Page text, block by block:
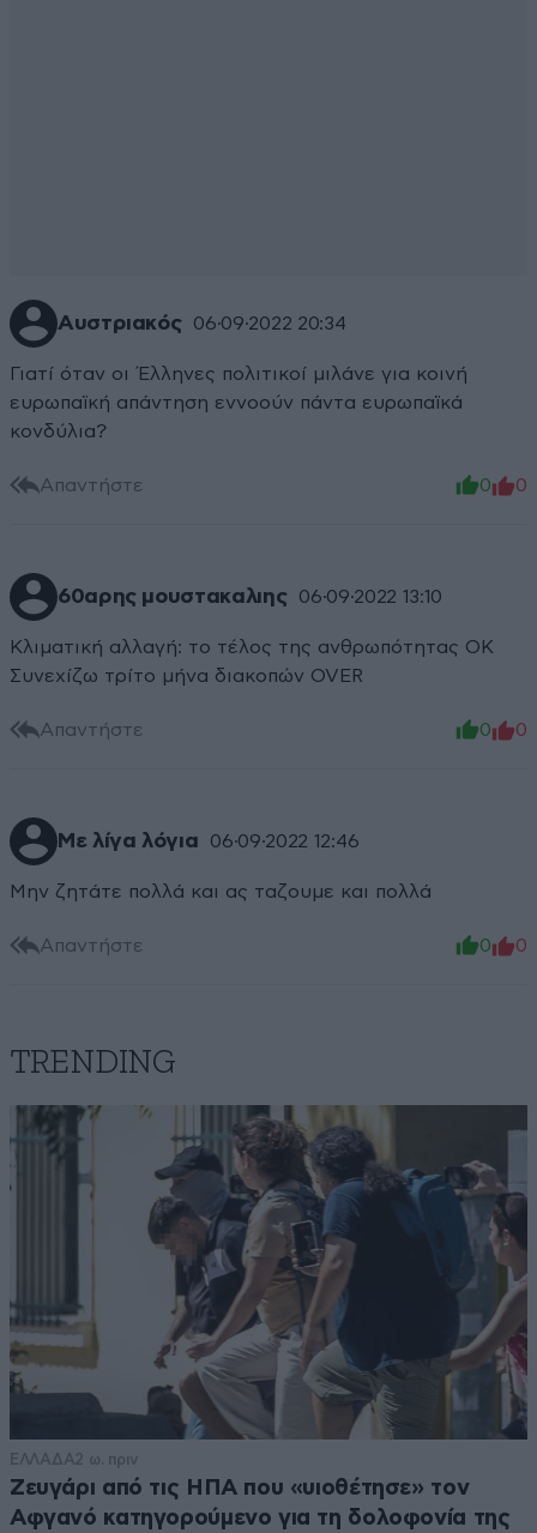
Αυστριακός 06·09·2022 20:34
Γιατί όταν οι Έλληνες πολιτικοί μιλάνε για κοινή
ευρωπαϊκή απάντηση εννοούν πάντα ευρωπαϊκά
κονδύλια?
Απαντήστε 0 0
60αρης μουστακαλιης 06·09·2022 13:10
Κλιματική αλλαγή: το τέλος της ανθρωπότητας ΟΚ
Συνεχίζω τρίτο μήνα διακοπών OVER
Απαντήστε 0 0
Με λίγα λόγια 06·09·2022 12:46
Μην ζητάτε πολλά και ας ταζουμε και πολλά
Απαντήστε 0 0
TRENDING
ΕΛΛΑΔΑ2 ω. πριν
Ζευγάρι από τις ΗΠΑ που «υιοθέτησε» τον
Αφγανό κατηγορούμενο για τη δολοφονία της